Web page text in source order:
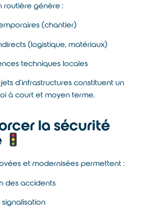
routière génère :
(chantier)
(logistique, matériaux)
techniques locales
d’infrastructures constituent un
à court et moyen terme.
la sécurité
et modernisées permettent :
des accidents